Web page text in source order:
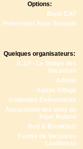
Options:
Bons CAF
Prévention Abus Sexuels
Quelques organisateurs:
A.J.F - Le Temps des
Vacances
Adonia
Agape Village
Antipodes-Evénements
Association des amis du
foyer Roland
Bed & Breakfast
Centre de Vacances
Landersen